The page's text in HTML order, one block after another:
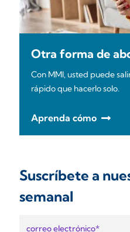
Otra forma de
Con MMI, usted puede
rápido que hacerlo solo.
Aprenda cómo
Suscríbete a
semanal